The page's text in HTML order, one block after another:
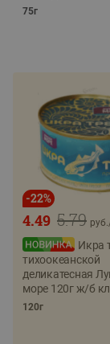
75г
-22%
5.79
4.49
Икра
тихоокеанской
деликатесная
море 120г ж/б
120г